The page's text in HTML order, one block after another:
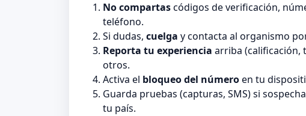
No compartascódigos de verificación,
teléfono.
Si dudas, cuelga y contacta al organismo
Reporta tu experiencia arriba (calificación,
otros.
Activa el bloqueo del númeroen tu
Guarda pruebas (capturas, SMS) si
tu país.